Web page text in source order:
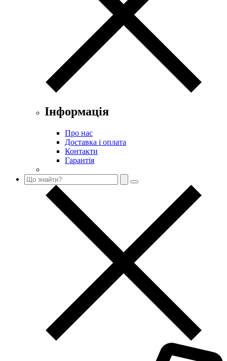
Інформація
Про нас
Доставка і оплата
Контакти
Гарантія